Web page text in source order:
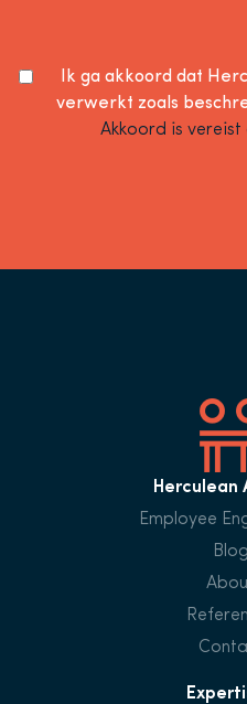
Ik ga akkoord dat
verwerkt zoals
Akkoord is
Herculean
Employee
Blog